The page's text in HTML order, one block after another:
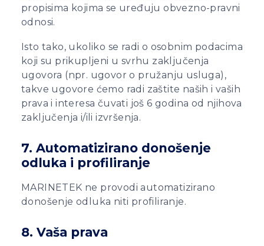
propisima kojima se uređuju obvezno-pravni
odnosi.
Isto tako, ukoliko se radi o osobnim podacima
koji su prikupljeni u svrhu zaključenja
ugovora (npr. ugovor o pružanju usluga),
takve ugovore ćemo radi zaštite naših i vaših
prava i interesa čuvati još 6 godina od njihova
zaključenja i/ili izvršenja.
7. Automatizirano donošenje
odluka i profiliranje
MARINETEK ne provodi automatizirano
donošenje odluka niti profiliranje.
8. Vaša prava